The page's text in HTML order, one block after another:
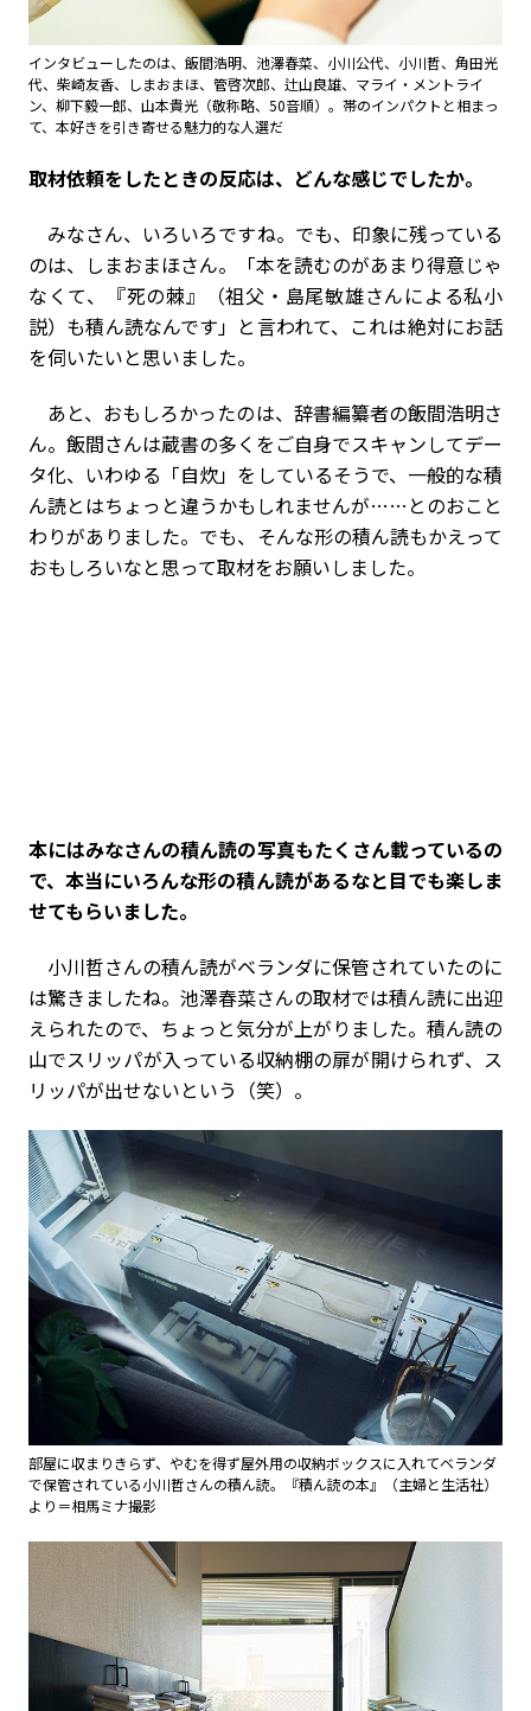
インタビューしたのは、飯間浩明、池澤春菜、小川公代、小川哲、角田光
代、柴崎友香、しまおまほ、管啓次郎、辻山良雄、マライ・メントライ
ン、柳下毅一郎、山本貴光（敬称略、50音順）。帯のインパクトと相まっ
て、本好きを引き寄せる魅力的な人選だ
――取材依頼をしたときの反応は、どんな感じでしたか。
みなさん、いろいろですね。でも、印象に残っている
のは、しまおまほさん。「本を読むのがあまり得意じゃ
なくて、『死の棘』（祖父・島尾敏雄さんによる私小
説）も積ん読なんです」と言われて、これは絶対にお話
を伺いたいと思いました。
あと、おもしろかったのは、辞書編纂者の飯間浩明さ
ん。飯間さんは蔵書の多くをご自身でスキャンしてデー
タ化、いわゆる「自炊」をしているそうで、一般的な積
ん読とはちょっと違うかもしれませんが……とのおこと
わりがありました。でも、そんな形の積ん読もかえって
おもしろいなと思って取材をお願いしました。
――本にはみなさんの積ん読の写真もたくさん載っているの
で、本当にいろんな形の積ん読があるなと目でも楽しま
せてもらいました。
小川哲さんの積ん読がベランダに保管されていたのに
は驚きましたね。池澤春菜さんの取材では積ん読に出迎
えられたので、ちょっと気分が上がりました。積ん読の
山でスリッパが入っている収納棚の扉が開けられず、ス
リッパが出せないという（笑）。
部屋に収まりきらず、やむを得ず屋外用の収納ボックスに入れてベランダ
で保管されている小川哲さんの積ん読。『積ん読の本』（主婦と生活社）
より＝相馬ミナ撮影